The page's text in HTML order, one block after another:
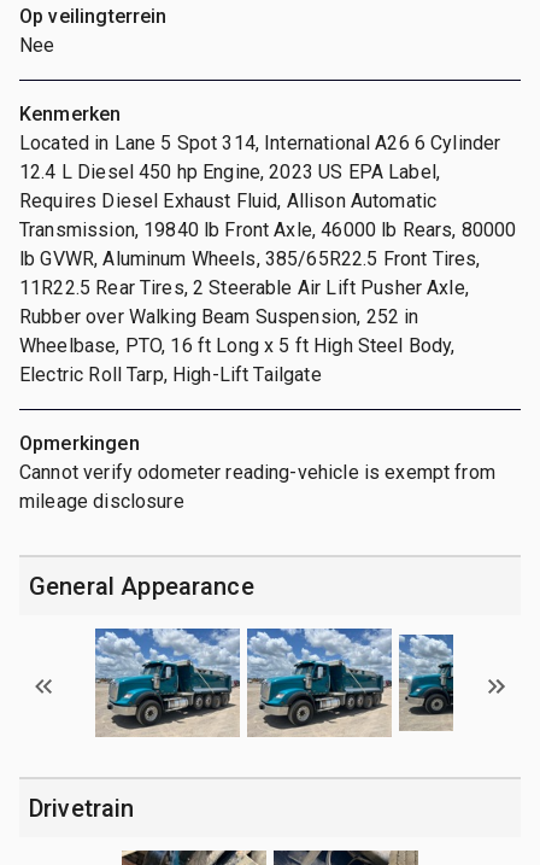
Op veilingterrein
Nee
Kenmerken
Located in Lane 5 Spot 314, International A26 6 Cylinder
12.4 L Diesel 450 hp Engine, 2023 US EPA Label,
Requires Diesel Exhaust Fluid, Allison Automatic
Transmission, 19840 lb Front Axle, 46000 lb Rears, 80000
lb GVWR, Aluminum Wheels, 385/65R22.5 Front Tires,
11R22.5 Rear Tires, 2 Steerable Air Lift Pusher Axle,
Rubber over Walking Beam Suspension, 252 in
Wheelbase, PTO, 16 ft Long x 5 ft High Steel Body,
Electric Roll Tarp, High-Lift Tailgate
Opmerkingen
Cannot verify odometer reading-vehicle is exempt from
mileage disclosure
General Appearance
Drivetrain